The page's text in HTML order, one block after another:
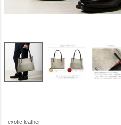
exotic leather